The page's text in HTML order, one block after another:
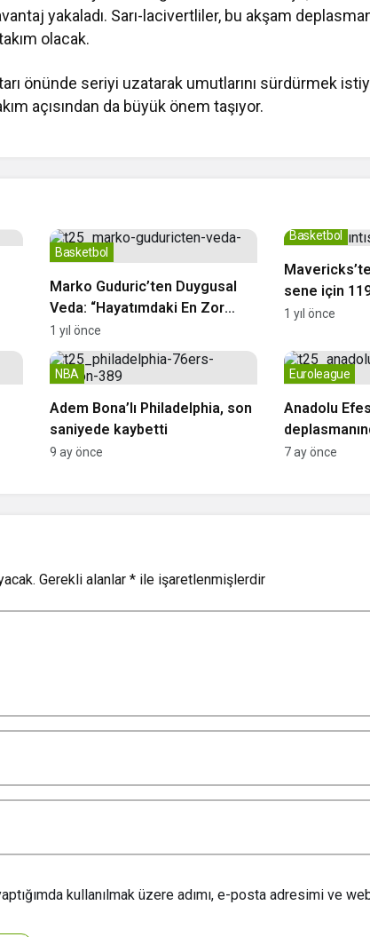
yakaladı. Sarı-lacivertliler, bu akşam
olacak.
önünde seriyi uzatarak umutlarını sürdürmek
açısından da büyük önem taşıyor.
Marko Guduric’ten Duygusal
Veda: “Hayatımdaki En Zor
Maçtı”
Basketbol
1 yıl önce
sene için
Basketbol
1 yıl önce
Adem Bona’lı Philadelphia, son
saniyede kaybetti
NBA
9 ay önce
Anadolu
bitirmek
Euroleague
7 ay önce
Gerekli alanlar * ile işaretlenmişlerdir
kullanılmak üzere adımı, e-posta adresimi ve